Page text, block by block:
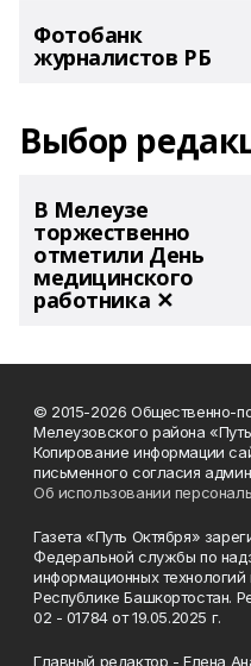
Фотобанк
журналистов РБ
Выбор
В Мелеузе
торжественно
отметили День
медицинского
работника ✕
© 2015-2026 Общественно-
Мелеузовского района
Копирование информации
письменного согласия
Об использовании
Газета «Путь Октября»
Федеральной службы по
информационных
Республике Башкортостан.
02 - 01784 от 19.05.2025 г.
Главный редактор - Елена